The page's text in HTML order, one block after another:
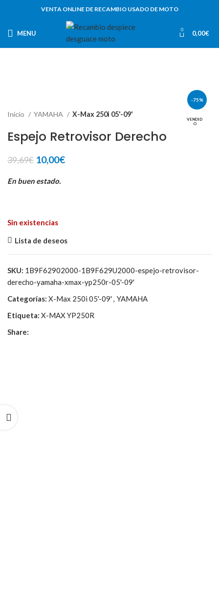
VENTA ONLINE DE RECAMBIO USADO DE MOTO
MENU 0 0,00€
-75%
VENDID
O
Inicio YAMAHA X-Max 250i 05'-09'
Espejo Retrovisor Derecho
39,69€ El
original
10,00€El
En buen estado.
Sin existencias
Lista de deseos
SKU: 1B9F62902000-1B9F629U2000-espejo-retrovisor-
derecho-yamaha-xmax-yp250r-05'-09'
Categorías: X-Max 250i 05'-09' , YAMAHA
Etiqueta: X-MAX YP250R
Share: